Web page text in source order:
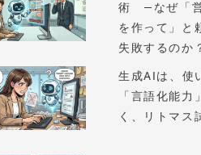
術 —なぜ「
を作って」と
失敗するのか
生成AIは、使
「言語化能力
く、リトマス